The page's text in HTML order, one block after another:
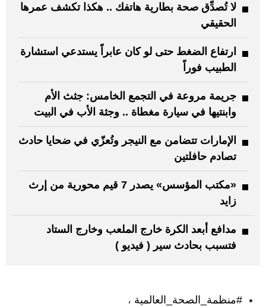
لا تُصدِّق صحة بطارية هاتفك .. هكذا تكشف عمرها
الحقيقي
ارتفاع الضغط حتى لو كان عابراً يستدعي استشارة
الطبيب فوراً
جريمة مروعة في التجمع الخامس: جثث الأم
وابنتيها في سيارة مغطاة .. وجثة الأب في البيت
الإمارات تتضامن مع النيجر وتُعزّي في ضحايا حادث
تصادم حافلتين
«مكتب المؤسس» يصدر 7 قيم محورية من إرث
زايد
مدافع أبعد الكرة خارج الملعب وخارج الستاد
فتسبب بحادث سير ( فيديو )
#منظمة_الصحة_العالمية ،